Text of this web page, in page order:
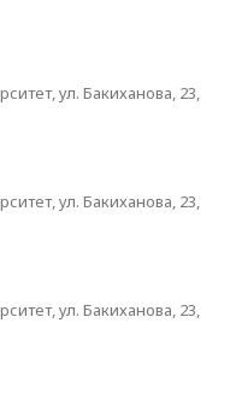
ул. Бакиханова, 23,
ул. Бакиханова, 23,
ул. Бакиханова, 23,